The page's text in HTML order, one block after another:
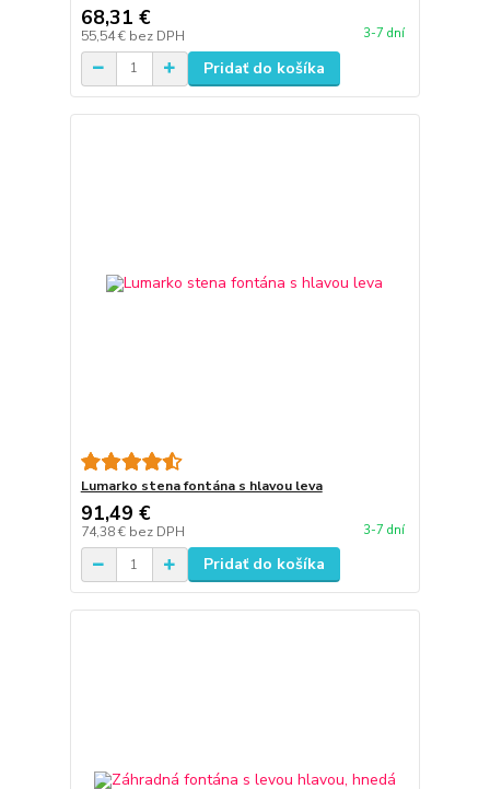
68,31 €
55,54 € bez DPH 3-7 dní
Pridať do košíka
Lumarko stena fontána s hlavou leva
91,49 €
74,38 € bez DPH 3-7 dní
Pridať do košíka